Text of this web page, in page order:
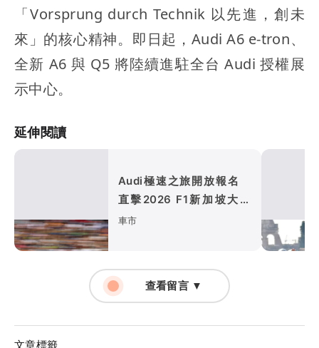
「Vorsprung durch Technik 以先進，創未
來」的核心精神。即日起，Audi A6 e-tron、
全新 A6 與 Q5 將陸續進駐全台 Audi 授權展
示中心。
延伸閱讀
Audi極速之旅開放報名
直擊2026 F1新加坡大獎
賽、走進四環競速世界
車市
查看留言 ▼
文章標籤